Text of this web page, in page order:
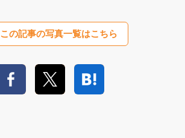
この記事の写真一覧はこちら